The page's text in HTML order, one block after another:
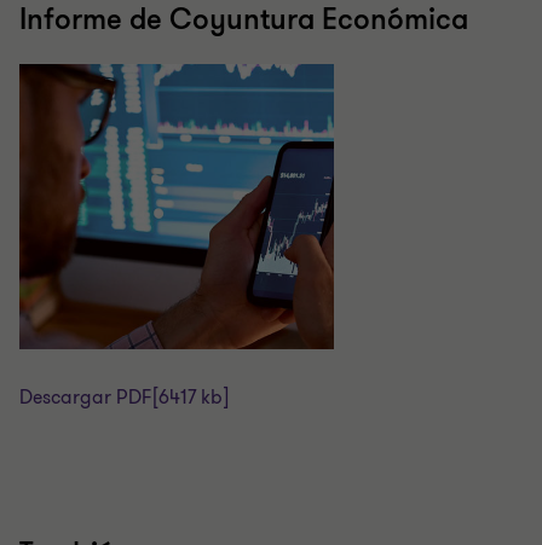
Informe de Coyuntura Económica
Descargar PDF [6417 kb]